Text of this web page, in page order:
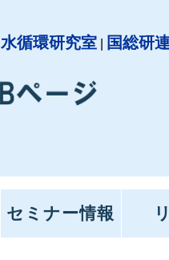
水循環研究室 国総研
セミナー情報